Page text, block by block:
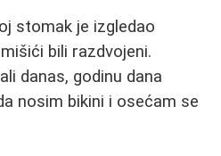
stomak je izgledao
bili razdvojeni.
danas, godinu dana
nosim bikini i osećam se